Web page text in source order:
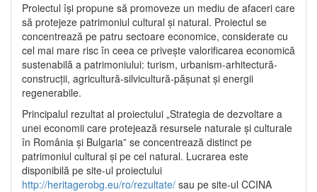
Proiectul își propune să promoveze un mediu de afaceri care
să protejeze patrimoniul cultural și natural. Proiectul se
concentrează pe patru sectoare economice, considerate cu
cel mai mare risc în ceea ce privește valorificarea economică
sustenabilă a patrimoniului: turism, urbanism-arhitectură-
construcții, agricultură-silvicultură-pășunat și energii
regenerabile.
Principalul rezultat al proiectului „Strategia de dezvoltare a
unei economii care protejează resursele naturale și culturale
în România și Bulgaria” se concentrează distinct pe
patrimoniul cultural și pe cel natural. Lucrarea este
disponibilă pe site-ul proiectului
http://heritagerobg.eu/ro/rezultate/ sau pe site-ul CCINA